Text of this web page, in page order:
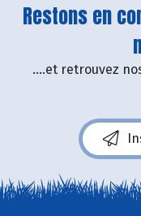
Restons en
....et retrouvez